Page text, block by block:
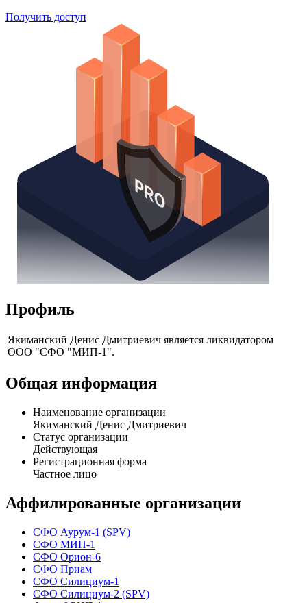
Получить доступ
Профиль
Якиманский Денис Дмитриевич является ликвидатором
ООО "СФО "МИП-1".
Общая информация
Наименование организации
Якиманский Денис Дмитриевич
Статус организации
Действующая
Регистрационная форма
Частное лицо
Аффилированные организации
СФО Аурум-1 (SPV)
СФО МИП-1
СФО Орион-6
СФО Приам
СФО Силициум-1
СФО Силициум-2 (SPV)